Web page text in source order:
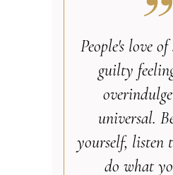
People's love
guilty
universal.
yourself, listen
do what